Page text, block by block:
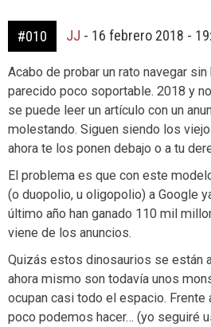
#010 JJ - 16 febrero 2018 -
Acabo de probar un rato navegar
parecido poco soportable. 2018 y
se puede leer un artículo con un
molestando. Siguen siendo los
ahora te los ponen debajo o a tu
El problema es que con este
(o duopolio, u oligopolio) a Google
último año han ganado 110 mil
viene de los anuncios.
Quizás estos dinosaurios se están
ahora mismo son todavía unos
ocupan casi todo el espacio. Frente
poco podemos hacer… (yo seguiré